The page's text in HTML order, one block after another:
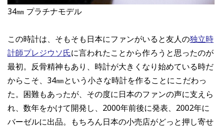
34㎜ プラチナモデル
この時計は、そもそも日本にファンがいると友人の独立時
計師プレジウソ氏に言われたことから作ろうと思ったのが
最初。反骨精神もあり、時計が大きくなり始めている時だ
からこそ、34㎜という小さな時計を作ることにこだわっ
た。困難もあったが、その度に日本のファンの声に支えら
れ、数年をかけて開発し、2000年前後に発表、2002年に
バーゼルに出品。もちろん日本の小売店がどっと押し寄せ